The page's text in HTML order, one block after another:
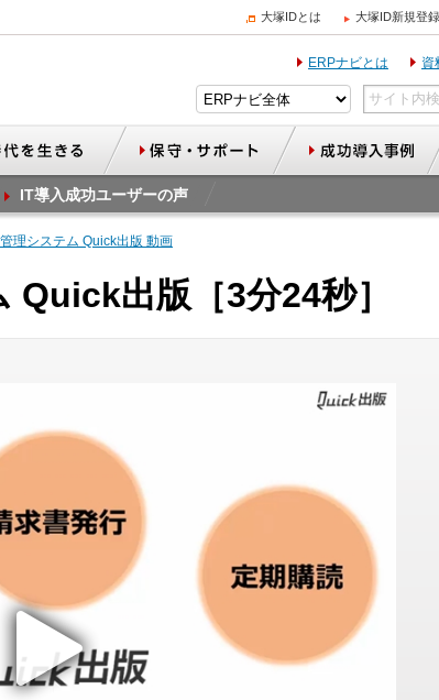
大塚IDとは 大塚ID新規登録
ERPナビとは 資
IT導入成功ユーザーの声
理システム Quick出版 動画
出版［3分24秒］